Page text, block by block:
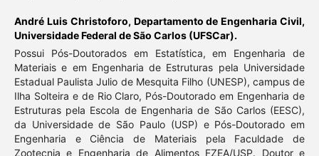
André Luis Christoforo, Departamento de Engenharia Civil,
Universidade Federal de São Carlos (UFSCar).
Possui Pós-Doutorados em Estatística, em Engenharia de
Materiais e em Engenharia de Estruturas pela Universidade
Estadual Paulista Julio de Mesquita Filho (UNESP), campus de
Ilha Solteira e de Rio Claro, Pós-Doutorado em Engenharia de
Estruturas pela Escola de Engenharia de São Carlos (EESC),
da Universidade de São Paulo (USP) e Pós-Doutorado em
Engenharia e Ciência de Materiais pela Faculdade de
Zootecnia e Engenharia de Alimentos FZEA/USP. Doutor e